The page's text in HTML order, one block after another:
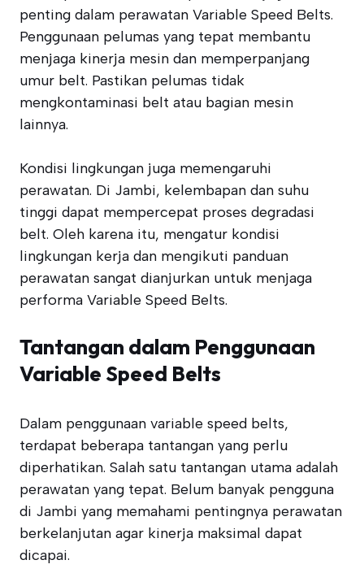
penting dalam perawatan Variable Speed Belts.
Penggunaan pelumas yang tepat membantu
menjaga kinerja mesin dan memperpanjang
umur belt. Pastikan pelumas tidak
mengkontaminasi belt atau bagian mesin
lainnya.
Kondisi lingkungan juga memengaruhi
perawatan. Di Jambi, kelembapan dan suhu
tinggi dapat mempercepat proses degradasi
belt. Oleh karena itu, mengatur kondisi
lingkungan kerja dan mengikuti panduan
perawatan sangat dianjurkan untuk menjaga
performa Variable Speed Belts.
Tantangan dalam Penggunaan
Variable Speed Belts
Dalam penggunaan variable speed belts,
terdapat beberapa tantangan yang perlu
diperhatikan. Salah satu tantangan utama adalah
perawatan yang tepat. Belum banyak pengguna
di Jambi yang memahami pentingnya perawatan
berkelanjutan agar kinerja maksimal dapat
dicapai.